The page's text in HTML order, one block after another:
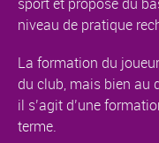
niveau de pratique
La formation du
du club, mais bien au
il s’agit d’une
terme.